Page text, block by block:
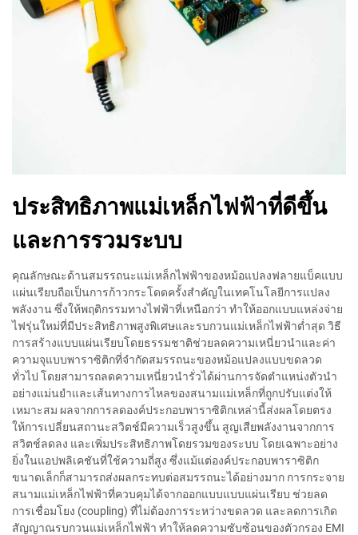
ประสิทธิภาพแม่เหล็กไฟฟ้าที่ดีขึ้น
และการรวมระบบ
คุณลักษณะด้านสมรรถนะแม่เหล็กไฟฟ้าของหม้อแปลงฟลายแบ็คแบบ
แผ่นเรียบถือเป็นการก้าวกระโดดครั้งสำคัญในเทคโนโลยีการแปลง
พลังงาน ซึ่งให้พฤติกรรมทางไฟฟ้าที่เหนือกว่า ทำให้ออกแบบแหล่งจ่าย
ไฟรุ่นใหม่ที่มีประสิทธิภาพสูงพิเศษและรบกวนแม่เหล็กไฟฟ้าต่ำสุด วิธี
การสร้างแบบแผ่นเรียบโดยธรรมชาติช่วยลดความเหนี่ยวนำและค่า
ความจุแบบพาราซิติกที่จำกัดสมรรถนะของหม้อแปลงแบบขดลวด
ทั่วไป โดยสามารถลดความเหนี่ยวนำรั่วได้ผ่านการจัดตำแหน่งตัวนำ
อย่างแม่นยำและเส้นทางการไหลของสนามแม่เหล็กที่ถูกปรับแต่งให้
เหมาะสม ผลจากการลดองค์ประกอบพาราซิติกเหล่านี้ส่งผลโดยตรง
ให้การเปลี่ยนสถานะสวิตช์มีความเร็วสูงขึ้น สูญเสียพลังงานจากการ
สวิตช์ลดลง และเพิ่มประสิทธิภาพโดยรวมของระบบ โดยเฉพาะอย่าง
ยิ่งในแอปพลิเคชันที่ใช้ความถี่สูง ซึ่งแม้แต่องค์ประกอบพาราซิติก
ขนาดเล็กก็สามารถส่งผลกระทบต่อสมรรถนะได้อย่างมาก การกระจาย
สนามแม่เหล็กไฟฟ้าที่ควบคุมได้จากออกแบบแบบแผ่นเรียบ ช่วยลด
การเชื่อมโยง (coupling) ที่ไม่ต้องการระหว่างขดลวด และลดการเกิด
สัญญาณรบกวนแม่เหล็กไฟฟ้า ทำให้ลดความซับซ้อนของตัวกรอง EMI